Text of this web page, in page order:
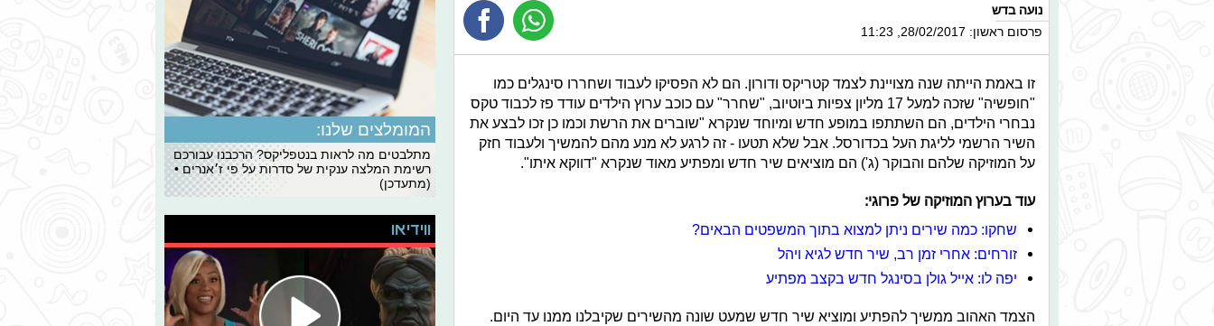
נועה בדש
פרסום ראשון: 28/02/2017, 11:23
זו באמת הייתה שנה מצויינת לצמד קטריקס ודורון. הם לא הפסיקו לעבוד ושחררו סינגלים כמו
"חופשיה" שזכה למעל 17 מליון צפיות ביוטיוב, "שחרר" עם כוכב ערוץ הילדים עודד פז לכבוד טקס
נבחרי הילדים, הם השתתפו במופע חדש ומיוחד שנקרא "שוברים את הרשת וכמו כן זכו לבצע את
השיר הרשמי לליגת העל בכדורסל. אבל שלא תטעו - זה לרגע לא מנע מהם להמשיך ולעבוד חזק
על המוזיקה שלהם והבוקר (ג') הם מוציאים שיר חדש ומפתיע מאוד שנקרא "דווקא איתו".
עוד בערוץ המוזיקה של פרוגי:
שחקו: כמה שירים ניתן למצוא בתוך המשפטים הבאים?
זורחים: אחרי זמן רב, שיר חדש לגיא ויהל
יפה לו: אייל גולן בסינגל חדש בקצב מפתיע
הצמד האהוב ממשיך להפתיע ומוציא שיר חדש שמעט שונה מהשירים שקיבלנו ממנו עד היום.
המומלצים שלנו:
מתלבטים מה לראות בנטפליקס? הרכבנו עבורכם
רשימת המלצה ענקית של סדרות על פי ז׳אנרים •
(מתעדכן)
ווידיאו